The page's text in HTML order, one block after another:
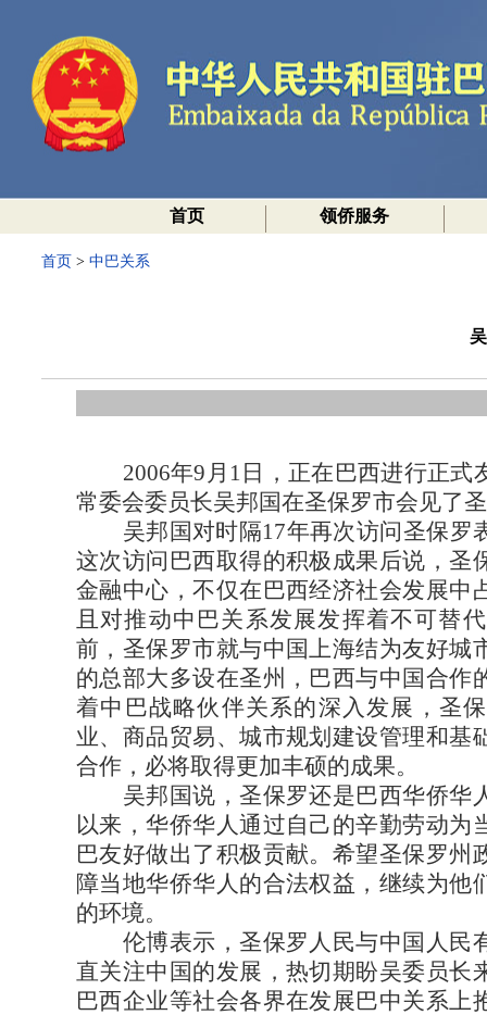
首页 领侨服务
首页 > 中巴关系
2006年9月1日，正在巴西进行正式
常委会委员长吴邦国在圣保罗市会见了
吴邦国对时隔17年再次访问圣保罗
这次访问巴西取得的积极成果后说，圣
金融中心，不仅在巴西经济社会发展中
且对推动中巴关系发展发挥着不可替
前，圣保罗市就与中国上海结为友好城
的总部大多设在圣州，巴西与中国合作
着中巴战略伙伴关系的深入发展，圣
业、商品贸易、城市规划建设管理和基
合作，必将取得更加丰硕的成果。
吴邦国说，圣保罗还是巴西华侨华
以来，华侨华人通过自己的辛勤劳动为
巴友好做出了积极贡献。希望圣保罗州
障当地华侨华人的合法权益，继续为他
的环境。
伦博表示，圣保罗人民与中国人民
直关注中国的发展，热切期盼吴委员长
巴西企业等社会各界在发展巴中关系上